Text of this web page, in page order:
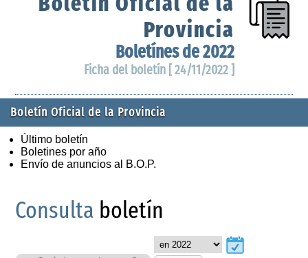
Provincia
Boletínes de 2022
Ficha del boletín [ 24/11/2022 ]
Boletín Oficial de la Provincia
Último boletín
Boletines por año
Envío de anuncios al B.O.P.
Consulta boletín